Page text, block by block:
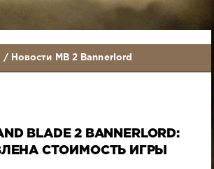
/ Новости MB 2 Bannerlord
BLADE 2 BANNERLORD:
СТОИМОСТЬ ИГРЫ